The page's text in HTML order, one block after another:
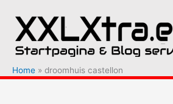
naar
inhoud
Home droomhuis castellon